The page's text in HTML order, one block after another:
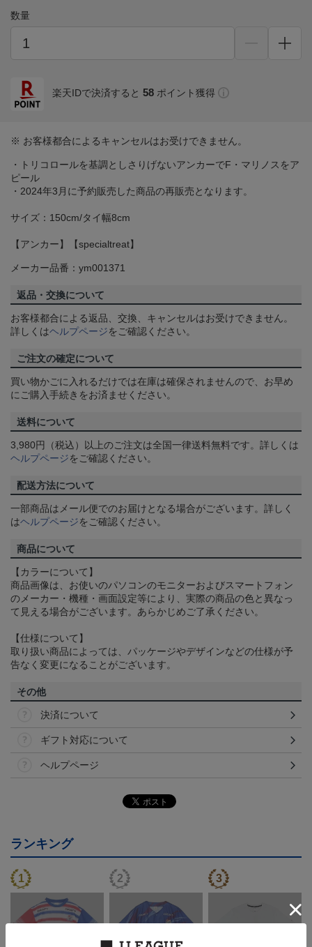
数量
楽天IDで決済すると 58 ポイント獲得
※ お客様都合によるキャンセルはお受けできません。
・トリコロールを基調としさりげないアンカーでF・マリノスをア
ピール
・2024年3月に予約販売した商品の再販売となります。
サイズ：150cm/タイ幅8cm
【アンカー】【specialtreat】
メーカー品番：ym001371
返品・交換について
お客様都合による返品、交換、キャンセルはお受けできません。
詳しくはヘルプページをご確認ください。
ご注文の確定について
買い物かごに入れるだけでは在庫は確保されませんので、お早め
にご購入手続きをお済ませください。
送料について
3,980円（税込）以上のご注文は全国一律送料無料です。詳しくは
ヘルプページをご確認ください。
配送方法について
一部商品はメール便でのお届けとなる場合がございます。詳しく
はヘルプページをご確認ください。
商品について
【カラーについて】
商品画像は、お使いのパソコンのモニターおよびスマートフォン
のメーカー・機種・画面設定等により、実際の商品の色と異なっ
て見える場合がございます。あらかじめご了承ください。
【仕様について】
取り扱い商品によっては、パッケージやデザインなどの仕様が予
告なく変更になることがございます。
その他
決済について
ギフト対応について
ヘルプページ
ランキング